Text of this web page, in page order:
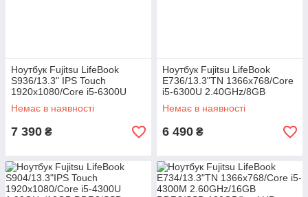
Ноутбук Fujitsu LifeBook
S936/13.3" IPS Touch
1920x1080/Core i5-6300U
2.40GHz/8GB DDR4/SSD
256GB/Intel HD Graphics
Немає в наявності
7 390 ₴
Ноутбук Fujitsu LifeBook
E736/13.3"TN 1366x768/Core
i5-6300U 2.40GHz/8GB
DDR4/HDD 500GB/Intel HD
Graphics Камера Б/В
Немає в наявності
6 490 ₴